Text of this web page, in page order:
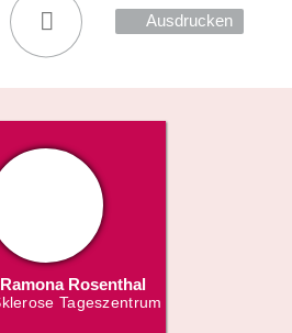
Ausdrucken
Rosenthal
Tageszentrum